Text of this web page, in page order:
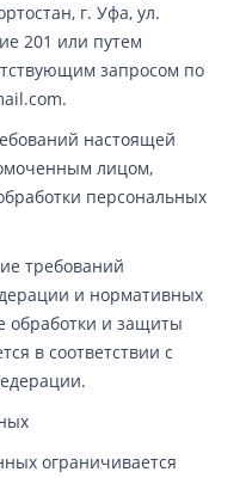
г. Уфа, ул.
201 или путем
запросом по
настоящей
лицом,
персональных
требований
и нормативных
и защиты
в соответствии с
ограничивается